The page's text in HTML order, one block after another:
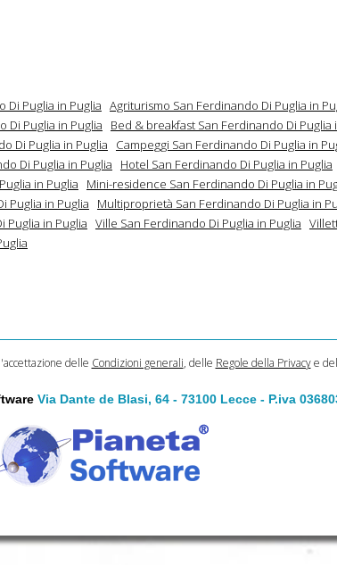
Di Puglia in Puglia Agriturismo San Ferdinando Di Puglia in
Di Puglia in Puglia
Bed & breakfast San Ferdinando Di Puglia
Di Puglia in Puglia
Campeggi San Ferdinando Di Puglia in
Di Puglia in Puglia
Hotel San Ferdinando Di Puglia in Puglia
in Puglia
Mini-residence San Ferdinando Di Puglia in
Puglia in Puglia
Multiproprietà San Ferdinando Di Puglia in
Puglia in Puglia Ville San Ferdinando Di Puglia in Puglia
delle Condizioni generali, delle Regole della Privacye
Via Dante de Blasi, 64 - 73100 Lecce - P.iva